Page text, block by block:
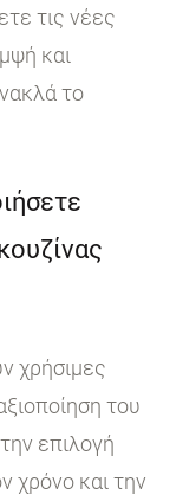
τις νέες
και
το
χρήσιμες
του
επιλογή
χρόνο και την